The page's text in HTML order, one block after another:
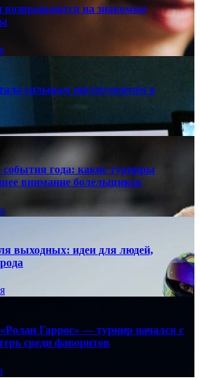
возвращаются на знакомые
сильным инструментом в
года: какие турниры
внимание болельщиков
выходных: идеи для людей,
Гаррос» — турнир начался с
среди фаворитов